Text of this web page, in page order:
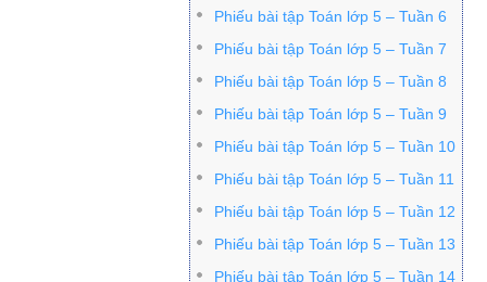
Phiếu bài tập Toán lớp 5 – Tuần 6
Phiếu bài tập Toán lớp 5 – Tuần 7
Phiếu bài tập Toán lớp 5 – Tuần 8
Phiếu bài tập Toán lớp 5 – Tuần 9
Phiếu bài tập Toán lớp 5 – Tuần 10
Phiếu bài tập Toán lớp 5 – Tuần 11
Phiếu bài tập Toán lớp 5 – Tuần 12
Phiếu bài tập Toán lớp 5 – Tuần 13
Phiếu bài tập Toán lớp 5 – Tuần 14